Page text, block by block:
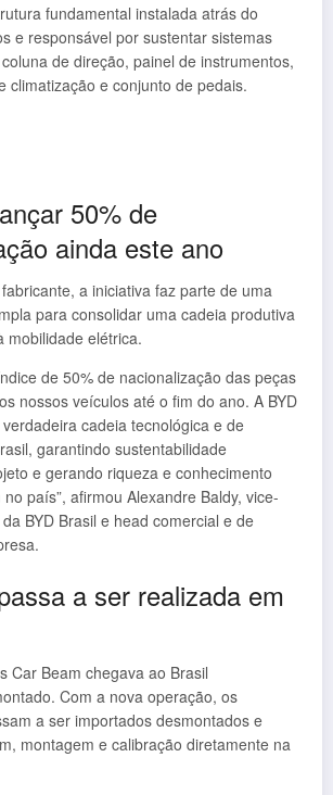
fundamental instalada atrás do
e responsável por sustentar sistemas
de direção, painel de instrumentos,
climatização e conjunto de pedais.
50% de
ainda este ano
a iniciativa faz parte de uma
para consolidar uma cadeia produtiva
mobilidade elétrica.
de 50% de nacionalização das peças
nossos veículos até o fim do ano. A BYD
cadeia tecnológica e de
garantindo sustentabilidade
e gerando riqueza e conhecimento
país”, afirmou Alexandre Baldy, vice-
BYD Brasil e head comercial e de
a ser realizada em
Car Beam chegava ao Brasil
Com a nova operação, os
a ser importados desmontados e
montagem e calibração diretamente na